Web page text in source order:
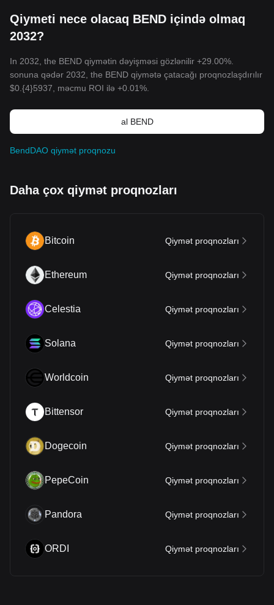
Qiymeti nece olacaq BEND içində olmaq
2032?
In 2032, the BEND qiymətin dəyişməsi gözlənilir +29.00%.
sonuna qədər 2032, the BEND qiymətə çatacağı proqnozlaşdırılır
$0.{4}5937 , məcmu ROI ilə +0.01%.
al BEND
BendDAO qiymət proqnozu
Daha çox qiymət proqnozları
Bitcoin Qiymət proqnozları
Ethereum Qiymət proqnozları
Celestia Qiymət proqnozları
Solana Qiymət proqnozları
Worldcoin Qiymət proqnozları
Bittensor Qiymət proqnozları
Dogecoin Qiymət proqnozları
PepeCoin Qiymət proqnozları
Pandora Qiymət proqnozları
ORDI Qiymət proqnozları